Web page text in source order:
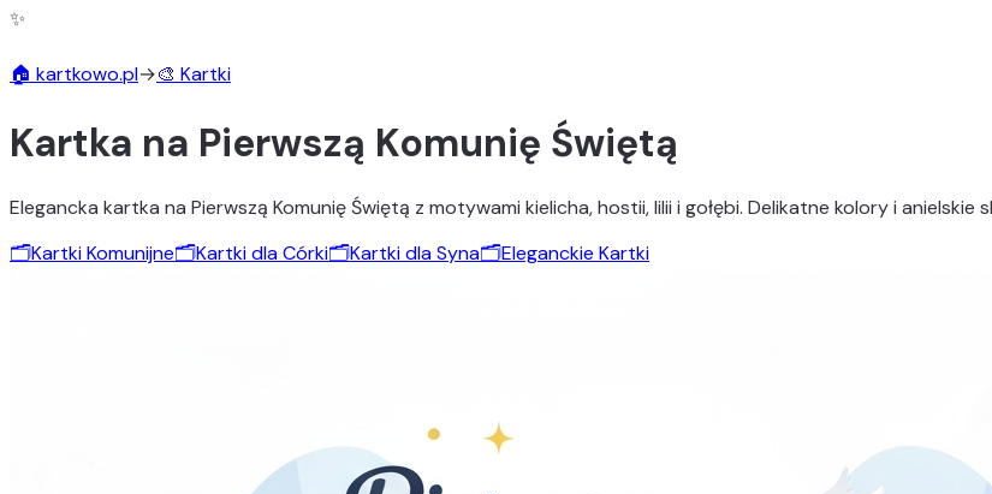
✨
🏠 kartkowo.pl→🎨 Kartki
Kartka na Pierwszą Komunię Świętą
Elegancka kartka na Pierwszą Komunię Świętą z motywami kielicha, hostii, lilii i gołębi. Delikatne kolory i
🗂️Kartki Komunijne🗂️Kartki dla Córki🗂️Kartki dla Syna🗂️Eleganckie Kartki